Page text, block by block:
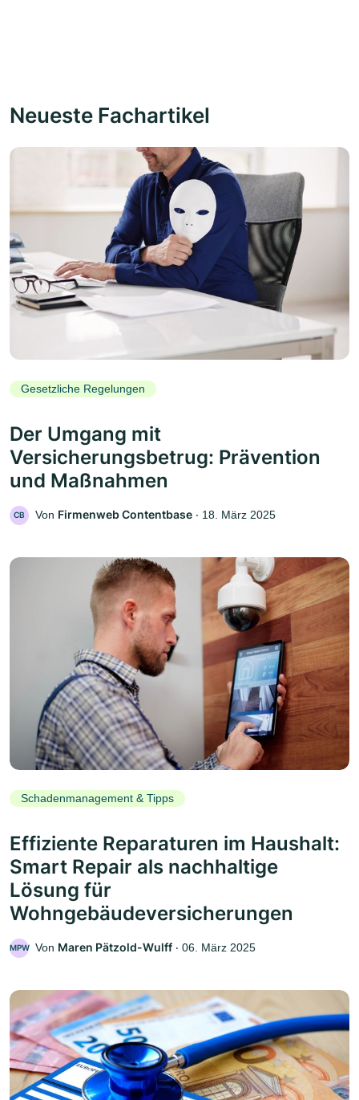
Neueste Fachartikel
Gesetzliche Regelungen
Der Umgang mit
Versicherungsbetrug: Prävention
und Maßnahmen
CB Von Firmenweb Contentbase ‧ 18. März 2025
Schadenmanagement & Tipps
Effiziente Reparaturen im Haushalt:
Smart Repair als nachhaltige
Lösung für
Wohngebäudeversicherungen
MPW Von Maren Pätzold-Wulff ‧ 06. März 2025